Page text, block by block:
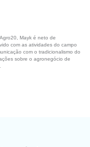
Mayk é neto de
com as atividades do campo
com o tradicionalismo do
sobre o agronegócio de